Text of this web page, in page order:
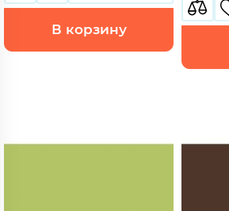
В корзину